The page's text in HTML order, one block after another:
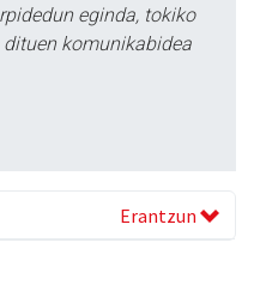
eginda, tokiko
komunikabidea
Erantzun